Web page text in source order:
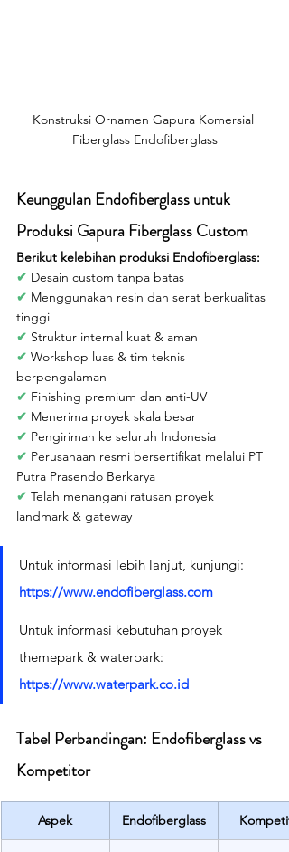
Konstruksi Ornamen Gapura Komersial
Fiberglass Endofiberglass
Keunggulan Endofiberglass untuk
Produksi Gapura Fiberglass Custom
Berikut kelebihan produksi Endofiberglass:
✔ Desain custom tanpa batas
✔ Menggunakan resin dan serat berkualitas
tinggi
✔ Struktur internal kuat & aman
✔ Workshop luas & tim teknis
berpengalaman
✔ Finishing premium dan anti-UV
✔ Menerima proyek skala besar
✔ Pengiriman ke seluruh Indonesia
✔ Perusahaan resmi bersertifikat melalui PT
Putra Prasendo Berkarya
✔ Telah menangani ratusan proyek
landmark & gateway
Untuk informasi lebih lanjut, kunjungi:
https://www.endofiberglass.com
Untuk informasi kebutuhan proyek
themepark & waterpark:
https://www.waterpark.co.id
Tabel Perbandingan: Endofiberglass vs
Kompetitor
Aspek Endofiberglass